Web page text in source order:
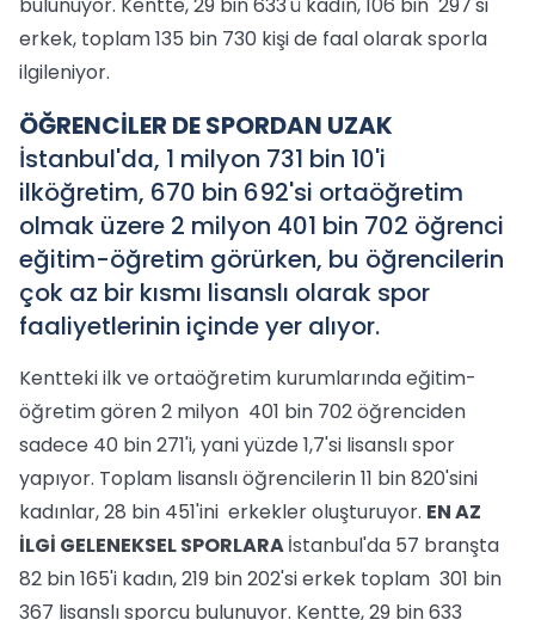
erkek, toplam 135 bin 730 kişi de faal olarak sporla
ilgileniyor.
ÖĞRENCİLER DE SPORDAN UZAK
İstanbul'da, 1 milyon 731 bin 10'i
ilköğretim, 670 bin 692'si ortaöğretim
olmak üzere 2 milyon 401 bin 702 öğrenci
eğitim-öğretim görürken, bu öğrencilerin
çok az bir kısmı lisanslı olarak spor
faaliyetlerinin içinde yer alıyor.
Kentteki ilk ve ortaöğretim kurumlarında eğitim-
öğretim gören 2 milyon 401 bin 702 öğrenciden
sadece 40 bin 271'i, yani yüzde 1,7'si lisanslı spor
yapıyor. Toplam lisanslı öğrencilerin 11 bin 820'sini
kadınlar, 28 bin 451'ini erkekler oluşturuyor. EN AZ
İLGİ GELENEKSEL SPORLARAİstanbul'da 57 branşta
82 bin 165'i kadın, 219 bin 202'si erkek toplam 301 bin
367 lisanslı sporcu bulunuyor. Kentte, 29 bin 633